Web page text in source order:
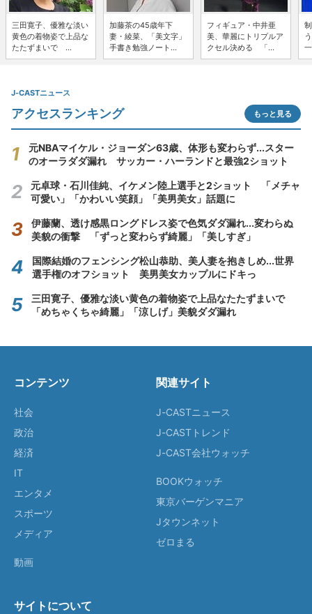
三田寛子、優雅な淡い
黄色の着物姿で上品な
たたずまいで ...
加藤茶の45歳年下
妻・綾菜、「美文字」
手書き勉強ノート...
フィギュア・中井亜
美、華麗にトリプルア
クセル決める 「...
J-CASTニュース
アクセスランキング もっと見る
元NBAマイケル・ジョーダン63歳、体形も変わらず...スター
のオーラダダ漏れ サッカー・ハーランドと最強2ショット
元卓球・石川佳純、イケメン陸上選手と2ショット 「メチャ
可愛い」「かわいい笑顔」「美男美女」話題に
伊藤蘭、透け感黒ロングドレス姿で色気ダダ漏れ...変わらぬ
美貌の衝撃 「ずっと変わらず綺麗」「美しすぎ」
国際結婚のフェンシング松山恭助、美人妻を抱きしめ...世界
選手権のオフショット 美男美女カップルにドキっ
三田寛子、優雅な淡い黄色の着物姿で上品なたたずまいで
「めちゃくちゃ綺麗」「涼しげ」美貌ダダ漏れ
コンテンツ
社会
政治
経済
IT
エンタメ
スポーツ
メディア
動画
関連サイト
J-CASTニュース
J-CASTトレンド
J-CAST会社ウォッチ
BOOKウォッチ
東京バーゲンマニア
Jタウンネット
ゼロまる
サイトについて